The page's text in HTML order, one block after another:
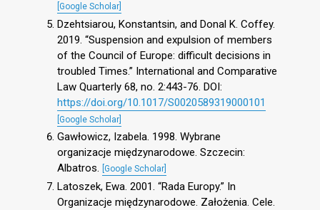
[Google Scholar]
Dzehtsiarou, Konstantsin, and Donal K. Coffey.
2019. “Suspension and expulsion of members
of the Council of Europe: difficult decisions in
troubled Times.” International and Comparative
Law Quarterly 68, no. 2:443-76. DOI:
https://doi.org/10.1017/S0020589319000101
[Google Scholar]
Gawłowicz, Izabela. 1998. Wybrane
organizacje międzynarodowe. Szczecin:
Albatros. [Google Scholar]
Latoszek, Ewa. 2001. “Rada Europy.” In
Organizacje międzynarodowe. Założenia. Cele.